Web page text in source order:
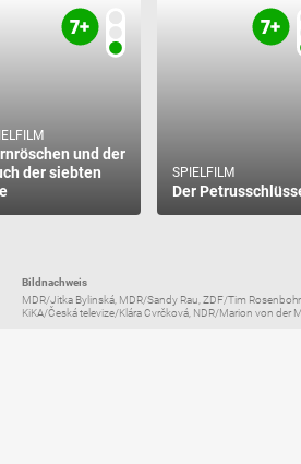
und der
der siebten
SPIELFILM
Der
Bildnachweis
MDR/Jitka Bylinská, MDR/Sandy Rau, ZDF/Tim
KiKA/Česká televize/Klára Cvrčková, NDR/Marion von der